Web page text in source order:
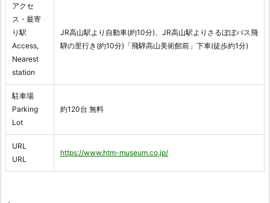
アクセ
ス・最寄
り駅
Access,
Nearest
station
JR高山駅より自動車(約10分)、JR高山駅よりさるぼぼバス飛
騨の里行き(約10分)「飛騨高山美術館前」下車(徒歩約1分)
駐車場
Parking
Lot
約120台 無料
URL
URL
https://www.htm-museum.co.jp/